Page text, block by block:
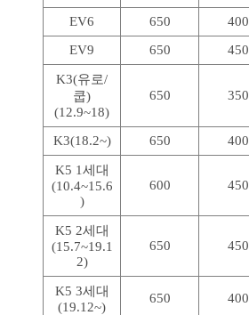
EV6 650 400
EV9
650 450
K3(유로/
쿱)
(12.9~18)
650 350
K3(18.2~) 650 400
K5 1세대
(10.4~15.6
)
600 450
K5 2세대
(15.7~19.1
2)
650 450
K5 3세대
(19.12~)
650 400